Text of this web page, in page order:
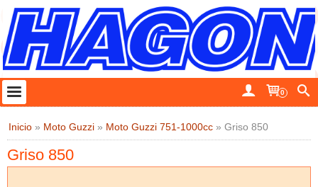
0
Inicio » Moto Guzzi » Moto Guzzi 751-1000cc » Griso 850
Griso 850